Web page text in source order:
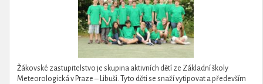
Žákovské zastupitelstvo je skupina aktivních dětí ze Základní školy
Meteorologická v Praze – Libuši. Tyto děti se snaží vytipovat a především